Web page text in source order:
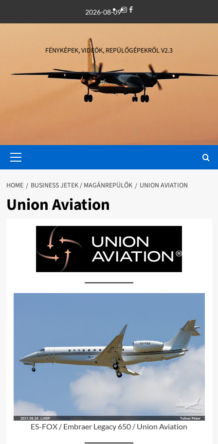
2026-08-09Instagram
Facebook
FÉNYKÉPEK, VIDEÓK, REPÜLŐGÉPEKRŐL V2.3
Menu
HOME BUSINESS JETEK / MAGÁNREPÜLŐK UNION AVIATION
Union Aviation
ES-FOX / Embraer Legacy 650 / Union Aviation